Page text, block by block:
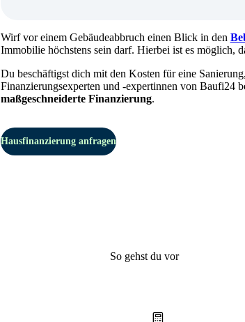
Wirf vor einem Gebäudeabbruch einen Blick in den
Immobilie höchstens sein darf. Hierbei ist es möglich,
Du beschäftigst dich mit den Kosten für eine
Finanzierungsexperten und -expertinnen von Baufi24
maßgeschneiderte Finanzierung.
Hausfinanzierung anfragen
So gehst du vor